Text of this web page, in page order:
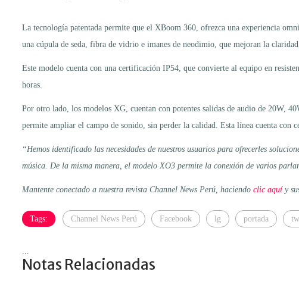
La tecnología patentada permite que el XBoom 360, ofrezca una experiencia
una cúpula de seda, fibra de vidrio e imanes de neodimio, que mejoran la
Este modelo cuenta con una certificación IP54, que convierte al equipo en
horas.
Por otro lado, los modelos XG, cuentan con potentes salidas de audio de 20W,
permite ampliar el campo de sonido, sin perder la calidad. Esta línea cuenta con
“Hemos identificado las necesidades de nuestros usuarios para ofrecerles
música. De la misma manera, el modelo XO3 permite la conexión de varios
Mantente conectado a nuestra revista Channel News Perú, haciendo clic aquíy
Tags: Channel News Perú Facebook lg portada
Notas Relacionadas